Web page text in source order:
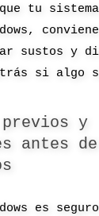
tu
sustos y
si algo
y
antes
es